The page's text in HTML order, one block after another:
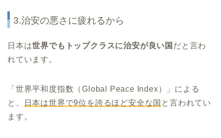
3.治安の悪さに疲れるから
日本は世界でもトップクラスに治安が良い国 だと言わ
れています。
「世界平和度指数（Global Peace Index）」による
と、
日本は世界で9位を誇るほど安全な国 と言われてい
ます。